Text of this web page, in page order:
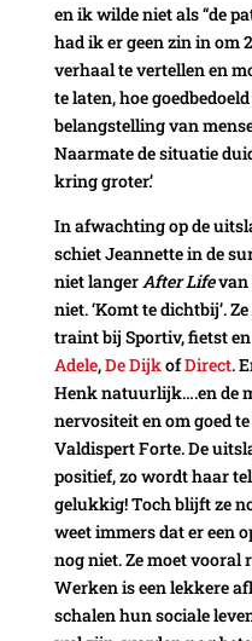
en ik wilde niet als “de
had ik er geen zin in om
verhaal te vertellen en
te laten, hoe
belangstelling van
Naarmate de situatie
kring groter.’
In afwachting op de
schiet Jeannette in de
niet langer After Lifevan
niet. ‘Komt te dichtbij’.
traint bij Sportiv, fietst
Adele,De DijkofDirect.
Henk natuurlijk….en de
nervositeit en om goed
Valdispert Forte. De
positief, zo wordt haar
gelukkig! Toch blijft ze
weet immers dat er een
nog niet. Ze moet
Werken is een lekkere
schalen hun sociale